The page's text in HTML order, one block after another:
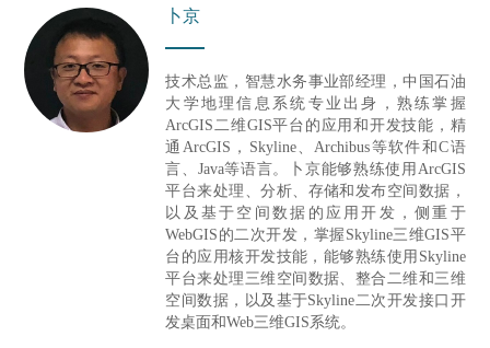
卜京
技术总监，智慧水务事业部经理，中国石油
大学地理信息系统专业出身， 熟练掌握
ArcGIS二维GIS平台的应用和开发技能，精
通ArcGIS，Skyline、Archibus等软件和C语
言、Java等语言。卜京能够熟练使用ArcGIS
平台来处理、分析、存储和发布空间数据，
以及基于空间数据的应用开发，侧重于
WebGIS的二次开发 ，掌握Skyline三维GIS平
台的应用核开发技能，能够熟练使用Skyline
平台来处理三维空间数据、整合二维和三维
空间数据，以及基于Skyline二次开发接口开
发桌面和Web三维GIS系统。